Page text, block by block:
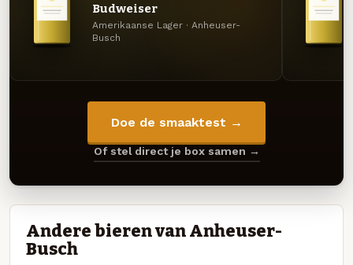
Budweiser
Amerikaanse Lager · Anheuser-
Busch
Doe de smaaktest →
Of stel direct je box samen →
Andere bieren van Anheuser-
Busch